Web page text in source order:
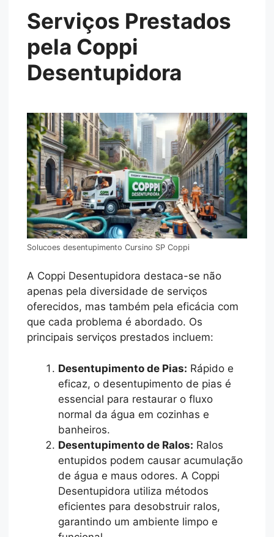
Serviços Prestados
pela Coppi
Desentupidora
Solucoes desentupimento Cursino SP Coppi
A Coppi Desentupidora destaca-se não
apenas pela diversidade de serviços
oferecidos, mas também pela eficácia com
que cada problema é abordado. Os
principais serviços prestados incluem:
Desentupimento de Pias: Rápido e
eficaz, o desentupimento de pias é
essencial para restaurar o fluxo
normal da água em cozinhas e
banheiros.
Desentupimento de Ralos: Ralos
entupidos podem causar acumulação
de água e maus odores. A Coppi
Desentupidora utiliza métodos
eficientes para desobstruir ralos,
garantindo um ambiente limpo e